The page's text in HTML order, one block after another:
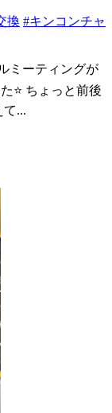
換 #キンコンチャ
ミーティングが
⭐️ ちょっと前後
...